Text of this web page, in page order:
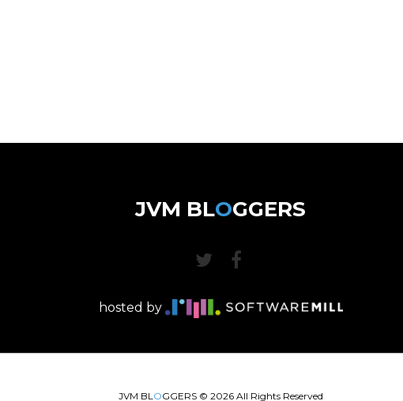
JVM BLOGGERS
hosted by
JVM BLOGGERS © 2026All Rights Reserved